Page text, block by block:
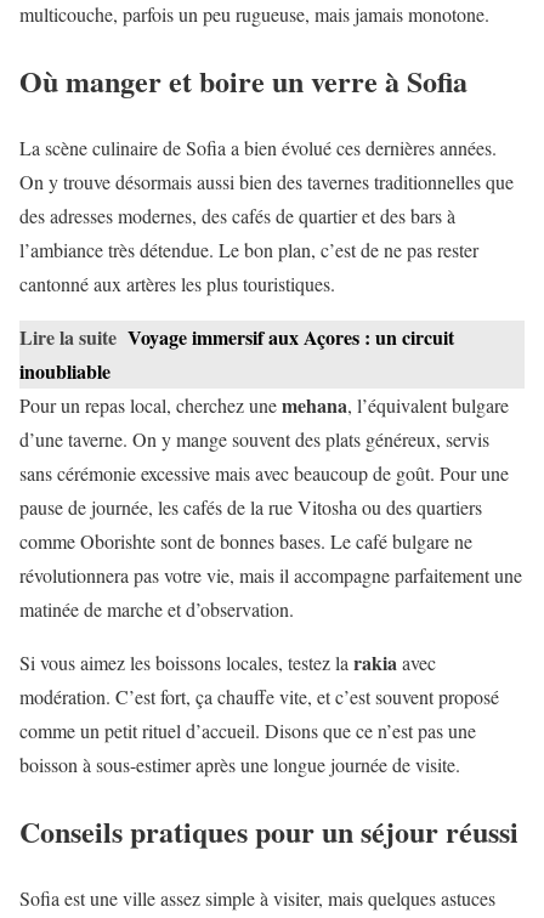
multicouche, parfois un peu rugueuse, mais jamais monotone.
Où manger et boire un verre à Sofia
La scène culinaire de Sofia a bien évolué ces dernières années.
On y trouve désormais aussi bien des tavernes traditionnelles que
des adresses modernes, des cafés de quartier et des bars à
l’ambiance très détendue. Le bon plan, c’est de ne pas rester
cantonné aux artères les plus touristiques.
Lire la suite Voyage immersif aux Açores : un circuit
inoubliable
Pour un repas local, cherchez unemehana, l’équivalent bulgare
d’une taverne. On y mange souvent des plats généreux, servis
sans cérémonie excessive mais avec beaucoup de goût. Pour une
pause de journée, les cafés de la rue Vitosha ou des quartiers
comme Oborishte sont de bonnes bases. Le café bulgare ne
révolutionnera pas votre vie, mais il accompagne parfaitement une
matinée de marche et d’observation.
Si vous aimez les boissons locales, testez larakiaavec
modération. C’est fort, ça chauffe vite, et c’est souvent proposé
comme un petit rituel d’accueil. Disons que ce n’est pas une
boisson à sous-estimer après une longue journée de visite.
Conseils pratiques pour un séjour réussi
Sofia est une ville assez simple à visiter, mais quelques astuces